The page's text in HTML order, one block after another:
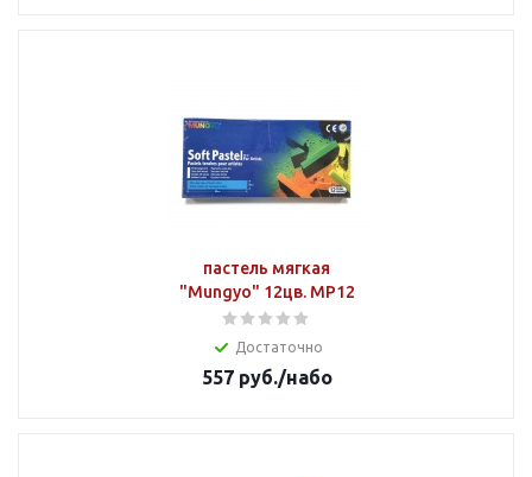
пастель мягкая
"Mungyo" 12цв. MP12
Достаточно
557руб./набо